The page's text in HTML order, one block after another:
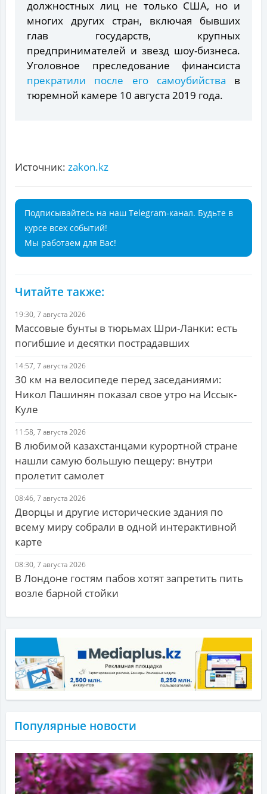
должностных лиц не только США, но и
многих других стран, включая бывших
глав государств, крупных
предпринимателей и звезд шоу-бизнеса.
Уголовное преследование финансиста
прекратили после его самоубийства в
тюремной камере 10 августа 2019 года.
Источник: zakon.kz
Подписывайтесь на наш Telegram-канал. Будьте в
курсе всех событий!
Мы работаем для Вас!
Читайте также:
19:30, 7 августа 2026
Массовые бунты в тюрьмах Шри-Ланки: есть
погибшие и десятки пострадавших
14:57, 7 августа 2026
30 км на велосипеде перед заседаниями:
Никол Пашинян показал свое утро на Иссык-
Куле
11:58, 7 августа 2026
В любимой казахстанцами курортной стране
нашли самую большую пещеру: внутри
пролетит самолет
08:46, 7 августа 2026
Дворцы и другие исторические здания по
всему миру собрали в одной интерактивной
карте
08:30, 7 августа 2026
В Лондоне гостям пабов хотят запретить пить
возле барной стойки
Популярные новости